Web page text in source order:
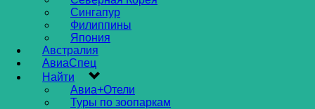
Сингапур
Филиппины
Япония
Австралия
АвиаСпец
Найти
Авиа+Отели
Туры по зоопаркам